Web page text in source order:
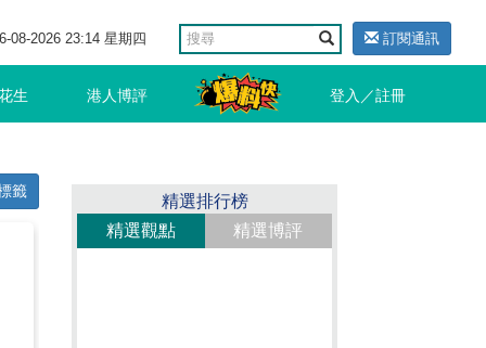
08-2026 23:14 星期四 訂閱通訊
生 港人博評 登入／註冊
籤
精選排行榜
精選觀點
精選博評